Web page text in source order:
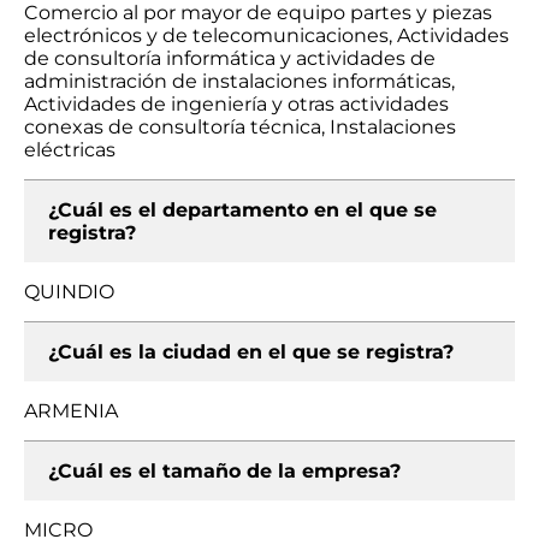
Comercio al por mayor de equipo partes y piezas
electrónicos y de telecomunicaciones, Actividades
de consultoría informática y actividades de
administración de instalaciones informáticas,
Actividades de ingeniería y otras actividades
conexas de consultoría técnica, Instalaciones
eléctricas
¿Cuál es el departamento en el que se
registra?
QUINDIO
¿Cuál es la ciudad en el que se registra?
ARMENIA
¿Cuál es el tamaño de la empresa?
MICRO